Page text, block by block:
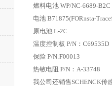
燃料电池 WP/NC-6689-B2C
电池 B71875(FORnsta-
原电池 L-2C
温度控制板 P/N：C69535D
保险 P/N:F00013
热敏电阻 P/N：A-33748
我公司还销售SCHENCK传